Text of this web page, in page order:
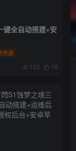
键全自动搭建+安
资源
133 10